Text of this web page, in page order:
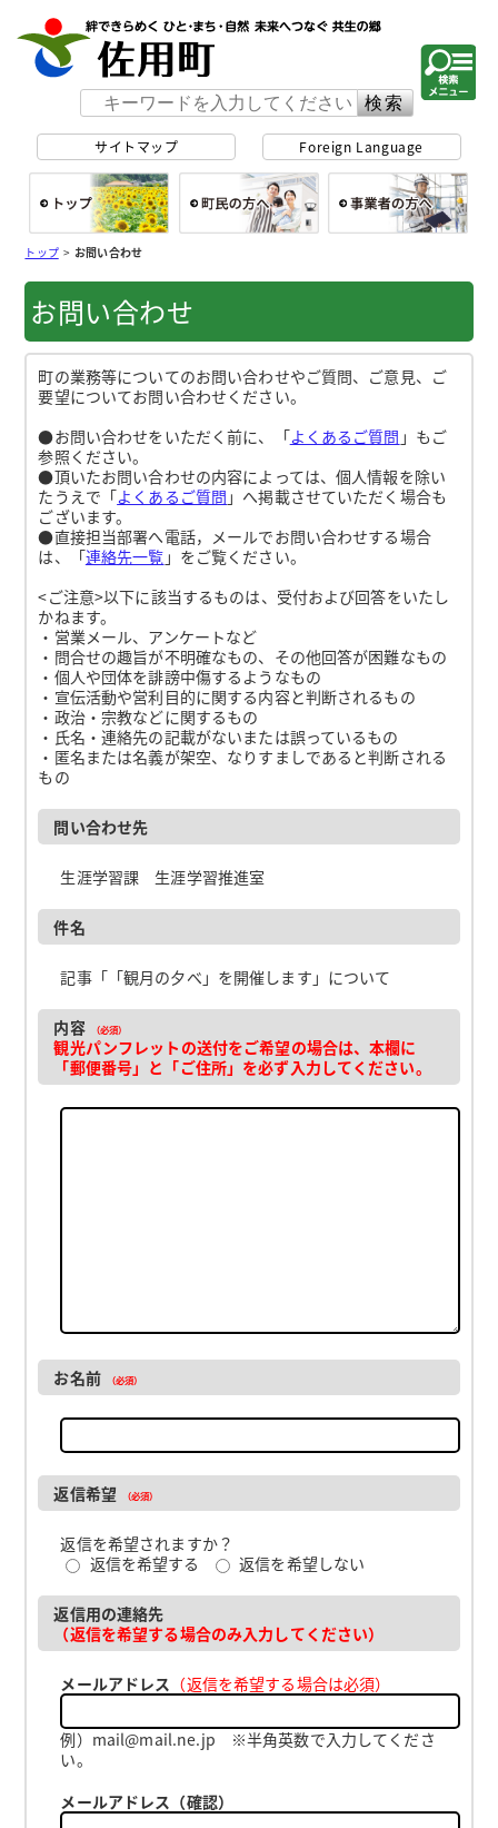
サイトマップ Foreign Language
トップ>お問い合わせ
お問い合わせ
町の業務等についてのお問い合わせやご質問、ご意見、ご
要望についてお問い合わせください。
●お問い合わせをいただく前に、「よくあるご質問 」もご
参照ください。
●頂いたお問い合わせの内容によっては、個人情報を除い
たうえで「よくあるご質問 」へ掲載させていただく場合も
ございます。
●直接担当部署へ電話，メールでお問い合わせする場合
は、「連絡先一覧 」をご覧ください。
<ご注意>以下に該当するものは、受付および回答をいたし
かねます。
・営業メール、アンケートなど
・問合せの趣旨が不明確なもの、その他回答が困難なもの
・個人や団体を誹謗中傷するようなもの
・宣伝活動や営利目的に関する内容と判断されるもの
・政治・宗教などに関するもの
・氏名・連絡先の記載がないまたは誤っているもの
・匿名または名義が架空、なりすましであると判断される
もの
問い合わせ先
生涯学習課 生涯学習推進室
件名
記事「「観月の夕べ」を開催します」について
内容 （必須）
観光パンフレットの送付をご希望の場合は、本欄に
「郵便番号」と「ご住所」を必ず入力してください。
お名前 （必須）
返信希望 （必須）
返信を希望されますか？
返信を希望する
返信を希望しない
返信用の連絡先
（返信を希望する場合のみ入力してください）
メールアドレス （返信を希望する場合は必須）
例）mail@mail.ne.jp ※半角英数で入力してくださ
い。
メールアドレス（確認）